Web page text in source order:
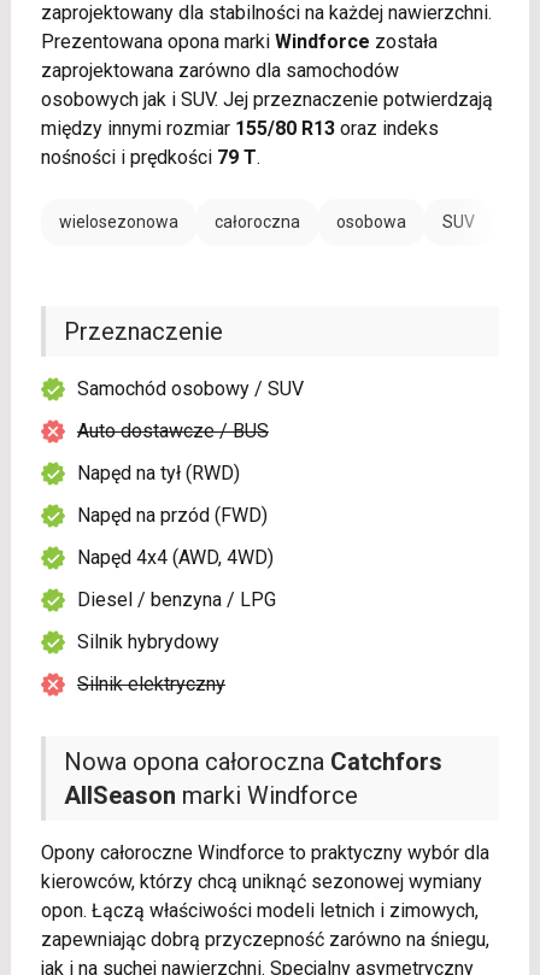
zaprojektowany dla stabilności na każdej nawierzchni.
Prezentowana opona marki Windforce została
zaprojektowana zarówno dla samochodów
osobowych jak i SUV. Jej przeznaczenie potwierdzają
między innymi rozmiar 155/80 R13oraz indeks
nośności i prędkości 79 T.
wielosezonowa całoroczna osobowa SUV
Nowa opona całoroczna Catchfors
AllSeason marki Windforce
Opony całoroczne Windforce to praktyczny wybór dla
kierowców, którzy chcą uniknąć sezonowej wymiany
opon. Łączą właściwości modeli letnich i zimowych,
zapewniając dobrą przyczepność zarówno na śniegu,
jak i na suchej nawierzchni. Specjalny asymetryczny
Przeznaczenie
Samochód osobowy / SUV
Auto dostawcze / BUS
Napęd na tył (RWD)
Napęd na przód (FWD)
Napęd 4x4 (AWD, 4WD)
Diesel / benzyna / LPG
Silnik hybrydowy
Silnik elektryczny